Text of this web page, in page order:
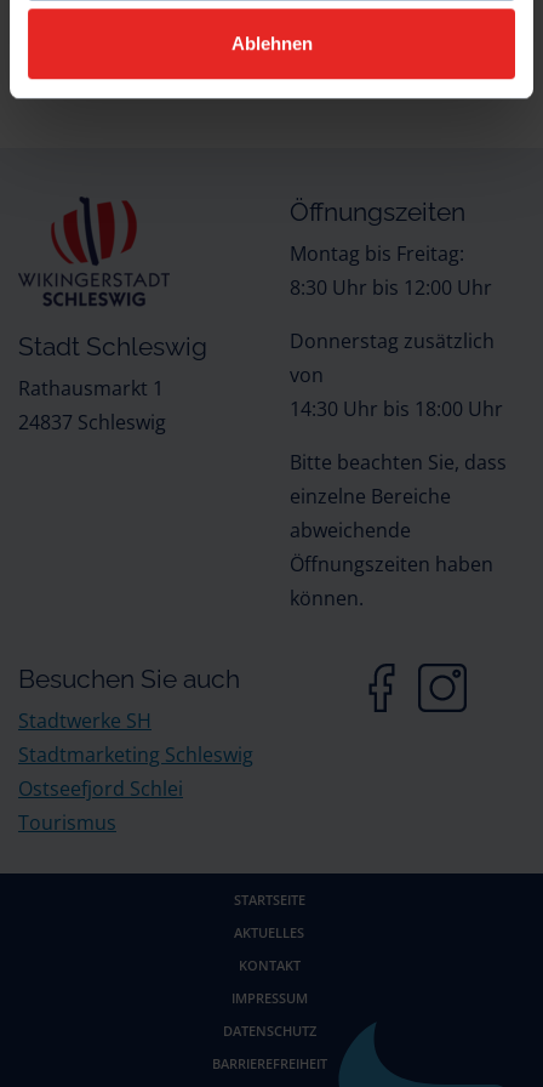
Ablehnen
Stadt Schleswig
Rathausmarkt 1
24837 Schleswig
Öffnungszeiten
Montag bis Freitag:
8:30 Uhr bis 12:00 Uhr
Donnerstag zusätzlich
von
14:30 Uhr bis 18:00 Uhr
Bitte beachten Sie, dass
einzelne Bereiche
abweichende
Öffnungszeiten haben
können.
Besuchen Sie auch
Stadtwerke SH
Stadtmarketing Schleswig
Ostseefjord Schlei
Tourismus
STARTSEITE
AKTUELLES
KONTAKT
IMPRESSUM
DATENSCHUTZ
BARRIEREFREIHEIT